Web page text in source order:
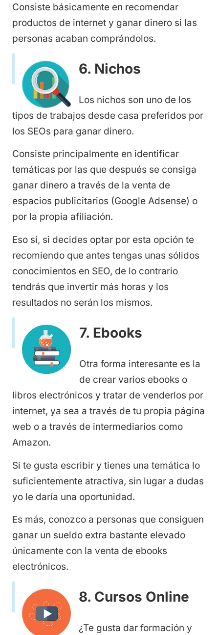
Consiste básicamente en recomendar
productos de internet y ganar dinero si las
personas acaban comprándolos.
6. Nichos
Los nichos son uno de los
tipos de trabajos desde casa preferidos por
los SEOs para ganar dinero.
Consiste principalmente en identificar
temáticas por las que después se consiga
ganar dinero a través de la venta de
espacios publicitarios (Google Adsense) o
por la propia afiliación.
Eso sí, si decides optar por esta opción te
recomiendo que antes tengas unas sólidos
conocimientos en SEO, de lo contrario
tendrás que invertir más horas y los
resultados no serán los mismos.
7. Ebooks
Otra forma interesante es la
de crear varios ebooks o
libros electrónicos y tratar de venderlos por
internet, ya sea a través de tu propia página
web o a través de intermediarios como
Amazon.
Si te gusta escribir y tienes una temática lo
suficientemente atractiva, sin lugar a dudas
yo le daría una oportunidad.
Es más, conozco a personas que consiguen
ganar un sueldo extra bastante elevado
únicamente con la venta de ebooks
electrónicos.
8. Cursos Online
¿Te gusta dar formación y